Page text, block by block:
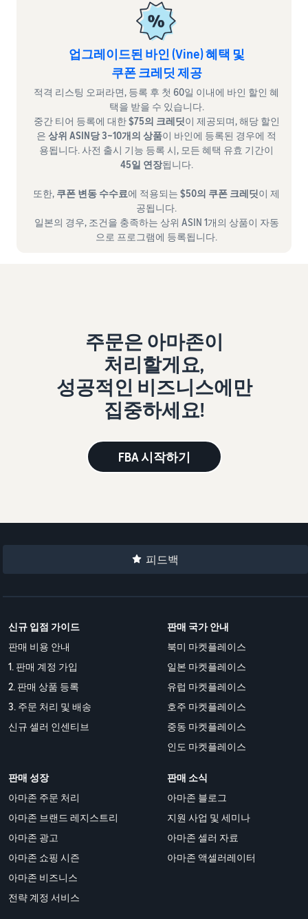
업그레이드된 바인 (Vine) 혜택 및
쿠폰 크레딧 제공
적격 리스팅 오퍼라면, 등록 후 첫 60일 이내에 바인 할인 혜
택을 받을 수 있습니다.
중간 티어 등록에 대한$75의 크레딧이 제공되며, 해당 할인
은 상위 ASIN당 3~10개의 상품이 바인에 등록된 경우에 적
용됩니다. 사전 출시 기능 등록 시, 모든 혜택 유효 기간이
45일 연장됩니다.
또한, 쿠폰 변동 수수료에 적용되는 $50의 쿠폰 크레딧이 제
공됩니다.
일본의 경우, 조건을 충족하는 상위 ASIN 1개의 상품이 자동
으로 프로그램에 등록됩니다.
주문은 아마존이
처리할게요,
성공적인 비즈니스에만
집중하세요!
FBA 시작하기
피드백
신규 입점 가이드
판매 비용 안내
1. 판매 계정 가입
2. 판매 상품 등록
3. 주문 처리 및 배송
신규 셀러 인센티브
판매 국가 안내
북미 마켓플레이스
일본 마켓플레이스
유럽 마켓플레이스
호주 마켓플레이스
중동 마켓플레이스
인도 마켓플레이스
판매 성장
아마존 주문 처리
아마존 브랜드 레지스트리
아마존 광고
아마존 쇼핑 시즌
아마존 비즈니스
전략 계정 서비스
판매 소식
아마존 블로그
지원 사업 및 세미나
아마존 셀러 자료
아마존 액셀러레이터